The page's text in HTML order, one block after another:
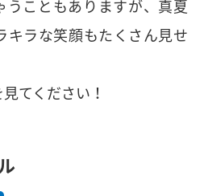
うこともありますが、真夏
キラな笑顔もたくさん見せ
てください！